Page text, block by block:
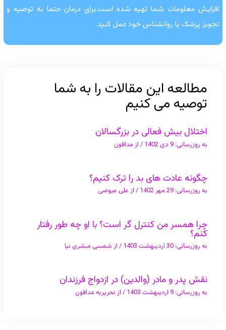
افزایش معلومات شما تهیه شده است.برای درمان حتما به توصیه و
تجویز پزشک یا روانشناس خود عمل کنید.
مطالعه این مقالات را به شما
توصیه می کنیم
اختلال بیش فعالی در بزرگسالان
به روزرسانی: 9 دی 1402 / از مدافون
چگونه عادت های بد را ترک کنیم؟
به روزرسانی: 29 مهر 1402 / از علی عیوضی
چرا همسر من کنترل گر است؟ با او چه طور رفتار
کنم؟
به روزرسانی: 30 اردیبهشت 1403 / از شمسی مبشری نیا
نقش پدر و مادر (والدین) در ازدواج فرزندان
به روزرسانی: 9 اردیبهشت 1403 / از تحریریه مدافون